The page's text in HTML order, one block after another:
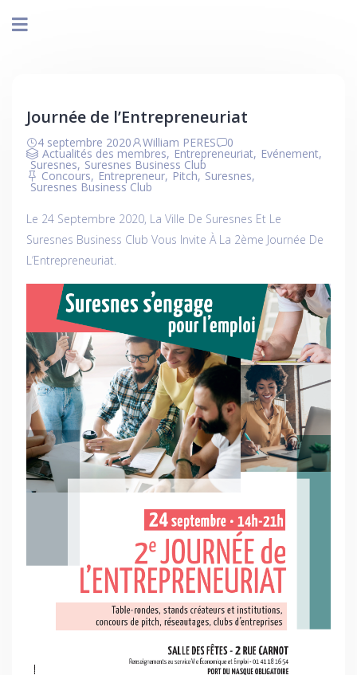
Journée de l’Entrepreneuriat
4 septembre 2020 William PERES 0
Actualités des membres, Entrepreneuriat, Evénement,
Suresnes, Suresnes Business Club
Concours, Entrepreneur, Pitch, Suresnes,
Suresnes Business Club
Le 24 Septembre 2020, La Ville De Suresnes Et Le
Suresnes Business Club Vous Invite À La 2ème Journée De
L’Entrepreneuriat.